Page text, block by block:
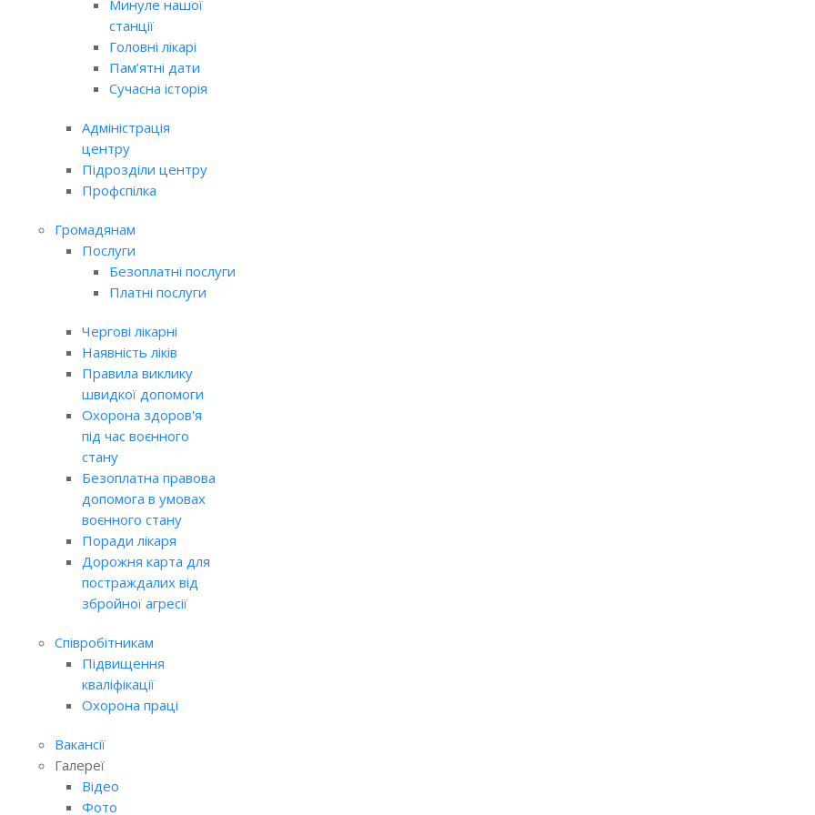
Минуле нашої
станції
Головні лікарі
Пам’ятні дати
Сучасна історія
Адміністрація
центру
Підрозділи центру
Профспілка
Громадянам
Послуги
Безоплатні послуги
Платні послуги
Чергові лікарні
Наявність ліків
Правила виклику
швидкої допомоги
Охорона здоров'я
під час воєнного
стану
Безоплатна правова
допомога в умовах
воєнного стану
Поради лікаря
Дорожня карта для
постраждалих від
збройної агресії
Співробітникам
Підвищення
кваліфікації
Охорона праці
Вакансії
Галереї
Відео
Фото